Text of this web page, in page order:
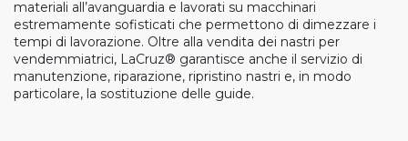
materiali all’avanguardia e lavorati su macchinari
estremamente sofisticati che permettono di dimezzare i
tempi di lavorazione. Oltre alla vendita dei nastri per
vendemmiatrici, LaCruz® garantisce anche il servizio di
manutenzione, riparazione, ripristino nastri e, in modo
particolare, la sostituzione delle guide.